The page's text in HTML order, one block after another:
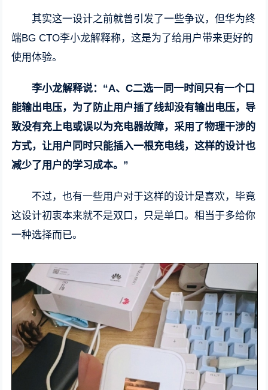
其实这一设计之前就曾引发了一些争议，但华为终
端BG CTO李小龙解释称，这是为了给用户带来更好的
使用体验。
李小龙解释说：“A、C二选一同一时间只有一个口
能输出电压，为了防止用户插了线却没有输出电压，导
致没有充上电或误以为充电器故障，采用了物理干涉的
方式，让用户同时只能插入一根充电线，这样的设计也
减少了用户的学习成本。”
不过，也有一些用户对于这样的设计是喜欢，毕竟
这设计初衷本来就不是双口，只是单口。相当于多给你
一种选择而已。